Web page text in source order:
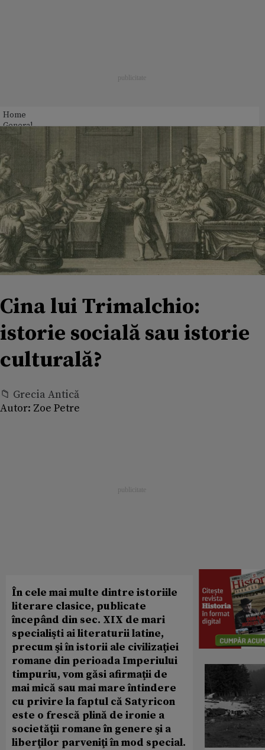
Home
General
Cina lui Trimalchio:
istorie socială sau istorie
culturală?
📁 Grecia Antică
Autor: Zoe Petre
În cele mai multe dintre istoriile
literare clasice, publicate
începând din sec. XIX de mari
specialişti ai literaturii latine,
precum şi în istorii ale civilizaţiei
romane din perioada Imperiului
timpuriu, vom găsi afirmaţii de
mai mică sau mai mare întindere
cu privire la faptul că Satyricon
este o frescă plină de ironie a
societăţii romane în genere şi a
liberţilor parveniţi în mod special.